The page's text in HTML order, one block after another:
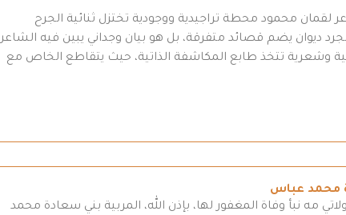
محمود محطة تراجيدية ووجودية تختزل ثنائية الجرح
ديوان يضم قصائد متفرقة، بل هو بيان وجداني يبين فيه الشاعر
وشعرية تتخذ طابع المكاشفة الذاتية، حيث يتقاطع الخاص مع
محمد عباس
مه نبأ وفاة المغفور لها، بإذن الله، المربية بني سعادة محمد